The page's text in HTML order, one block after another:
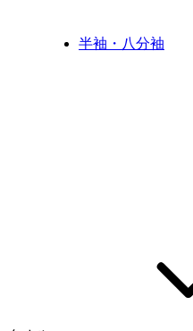
半袖・八分袖